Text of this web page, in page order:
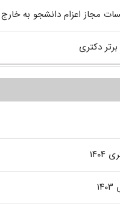
مجاز اعزام دانشجو به
دکتری